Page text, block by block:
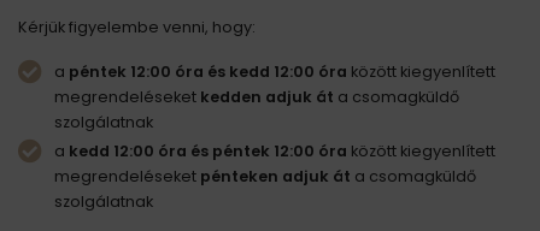
Kérjük figyelembe venni, hogy:
a péntek 12:00 óra és kedd 12:00 óra között kiegyenlített
megrendeléseket kedden adjuk át a csomagküldő
szolgálatnak
a kedd 12:00 óra és péntek 12:00 óra között kiegyenlített
megrendeléseket pénteken adjuk át a csomagküldő
szolgálatnak